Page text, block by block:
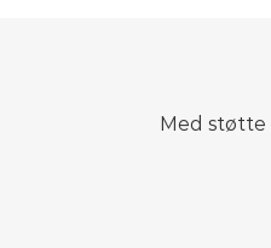
Med støtte